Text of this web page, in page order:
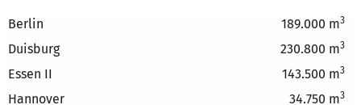
Berlin 189.000 m3
Duisburg 230.800 m3
Essen II 143.500 m3
Hannover 34.750 m3